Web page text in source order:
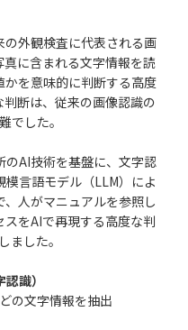
外観検査に代表される画
に含まれる文字情報を読
を意味的に判断する高度
断は、従来の画像認識の
でした。
AI技術を基盤に、文字認
言語モデル（LLM）によ
人がマニュアルを参照し
をAIで再現する高度な判
ました。
識）
の文字情報を抽出